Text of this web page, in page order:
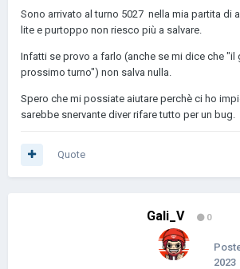
Sono arrivato al turno 5027 nella mia partita di
lite e purtoppo non riesco più a salvare.
Infatti se provo a farlo (anche se mi dice che "il
prossimo turno") non salva nulla.
Spero che mi possiate aiutare perchè ci ho
sarebbe snervante diver rifare tutto per un bug.
Quote
Gali_V 0
2023